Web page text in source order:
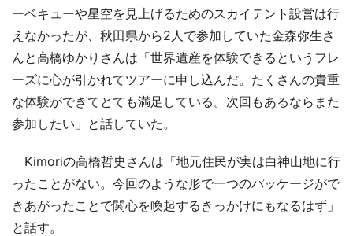
ーベキューや星空を見上げるためのスカイテント設営は行
えなかったが、秋田県から2人で参加していた金森弥生さ
んと高橋ゆかりさんは「世界遺産を体験できるというフレ
ーズに心が引かれてツアーに申し込んだ。たくさんの貴重
な体験ができてとても満足している。次回もあるならまた
参加したい」と話していた。
Kimoriの高橋哲史さんは「地元住民が実は白神山地に行
ったことがない。今回のような形で一つのパッケージがで
きあがったことで関心を喚起するきっかけにもなるはず」
と話す。